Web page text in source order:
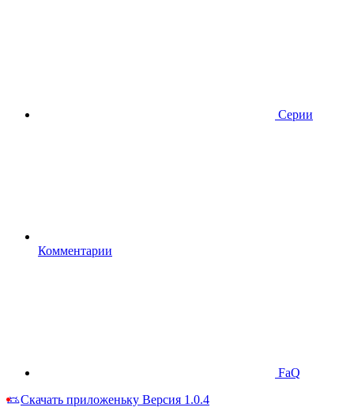
Серии
Комментарии
FaQ
Скачать приложеньку Версия 1.0.4